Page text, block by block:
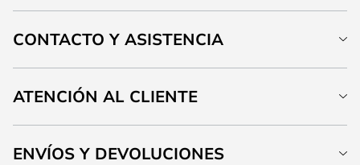
CONTACTO Y ASISTENCIA
ATENCIÓN AL CLIENTE
ENVÍOS Y DEVOLUCIONES